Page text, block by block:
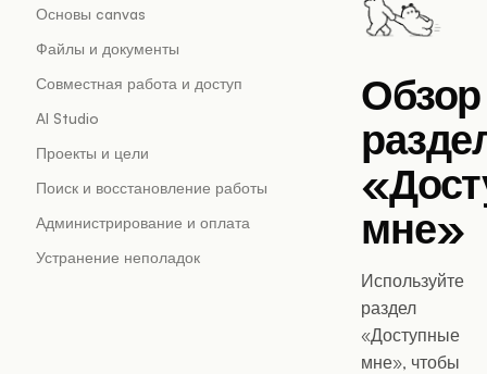
Основы canvas
Файлы и документы
Совместная работа и доступ
AI Studio
Проекты и цели
Поиск и восстановление работы
Администрирование и оплата
Устранение неполадок
Обзор
мне»
Используйте
раздел
«Доступные
мне», чтобы